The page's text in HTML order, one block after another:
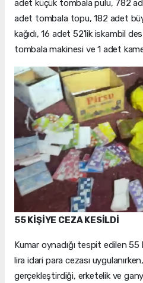
adet küçük tombala pulu, 782
adet tombala topu, 182 adet
kağıdı, 16 adet 52'lik iskambil
tombala makinesi ve 1 adet
55 KİŞİYE CEZA KESİLDİ
Kumar oynadığı tespit edilen
lira idari para cezası
gerçekleştirdiği, erketelik ve